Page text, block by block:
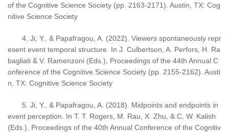
of the Cognitive Science Society (pp. 2163-2171). Austin, TX: Cog
nitive Science Society
4. Ji, Y., & Papafragou, A. (2022). Viewers spontaneously repr
esent event temporal structure. In J. Culbertson, A. Perfors, H. Ra
bagliati & V. Ramenzoni (Eds.), Proceedings of the 44th Annual C
onference of the Cognitive Science Society (pp. 2155-2162). Austi
n, TX: Cognitive Science Society
5. Ji, Y., & Papafragou, A. (2018). Midpoints and endpoints in
event perception. In T. T. Rogers, M. Rau, X. Zhu, & C. W. Kalish
(Eds.), Proceedings of the 40th Annual Conference of the Cognitiv